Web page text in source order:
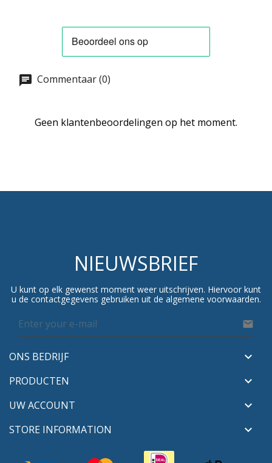
Commentaar (0)
Geen klantenbeoordelingen op het moment.
NIEUWSBRIEF
U kunt op elk gewenst moment weer uitschrijven. Hiervoor kunt
u de contactgegevens gebruiken uit de algemene voorwaarden.

ONS BEDRIJF 
PRODUCTEN 
UW ACCOUNT 
STORE INFORMATION 